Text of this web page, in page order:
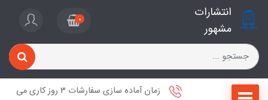
انتشارات
مشهور
0
زمان آماده سازی سفارشات 3 روز کاری می